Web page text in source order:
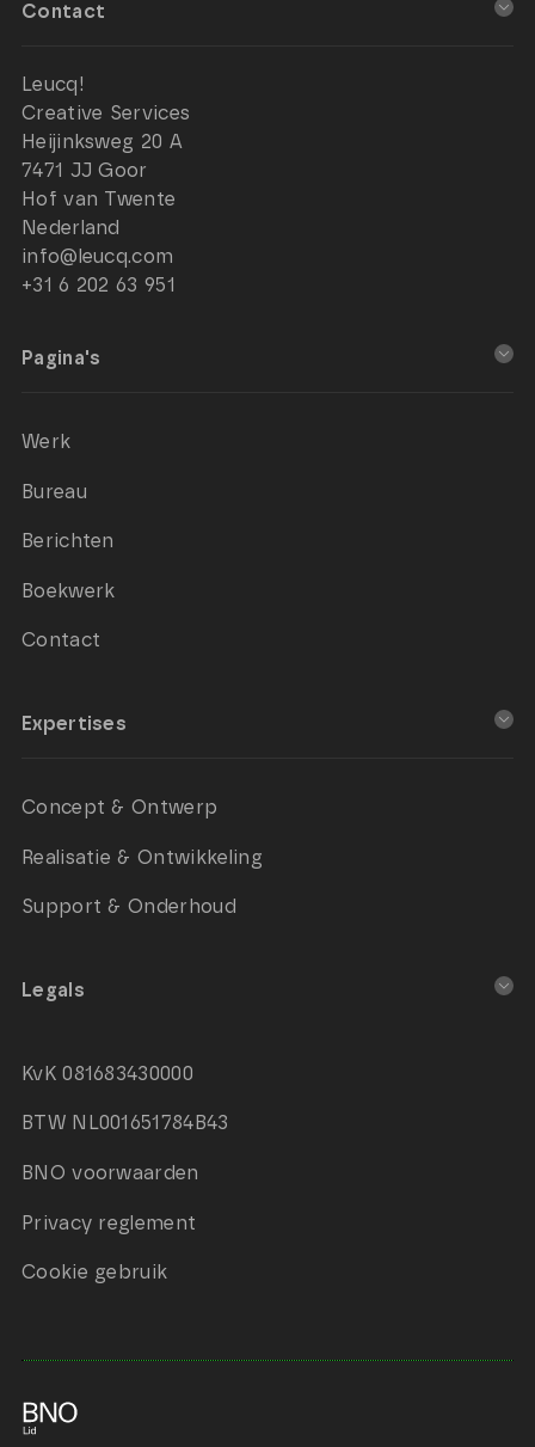
Contact
Leucq!
Creative Services
Heijinksweg 20 A
7471 JJ Goor
Hof van Twente
Nederland
info@leucq.com
+31 6 202 63 951
Pagina's
Werk
Bureau
Berichten
Boekwerk
Contact
Expertises
Concept & Ontwerp
Realisatie & Ontwikkeling
Support & Onderhoud
Legals
KvK 081683430000
BTW NL001651784B43
BNO voorwaarden
Privacy reglement
Cookie gebruik